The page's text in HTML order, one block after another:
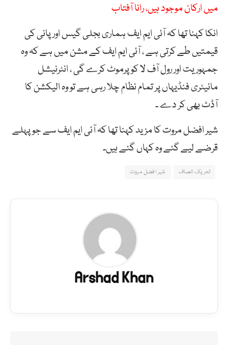
میں ارکان موجود ہیں، رانا آفتاب
انکا کہنا تھا کہ آئی ایم ایف ہماری بجلی گیس اور پانی کی
قیمتیں طے کرتی ہے ، آئی ایم ایف کے مشن میں ہے کہ وہ
جمہوریت اور رول آف لا کو پرموٹ کرے گی ، انٹرنیشل
مانیٹری فنڈیہاں پر تمام نظام چلا رہی ہے تو وہ الیکشن کا
آڈٹ بھی کر دے ۔
شیر افضل مروت کا مزید کہنا تھا کہ آئی ایم ایف سے جو پہلے
قرضے لیے گئے وہ کہاں گئے ہیں۔
تحریک انصاف شیر افضل مروت
Arshad Khan